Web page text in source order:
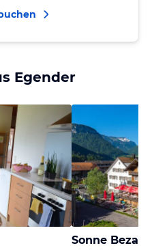
Egender
Sonne Bezau